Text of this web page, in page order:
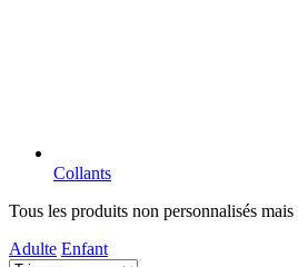
Collants
Tous les produits non personnalisés
Adulte Enfant